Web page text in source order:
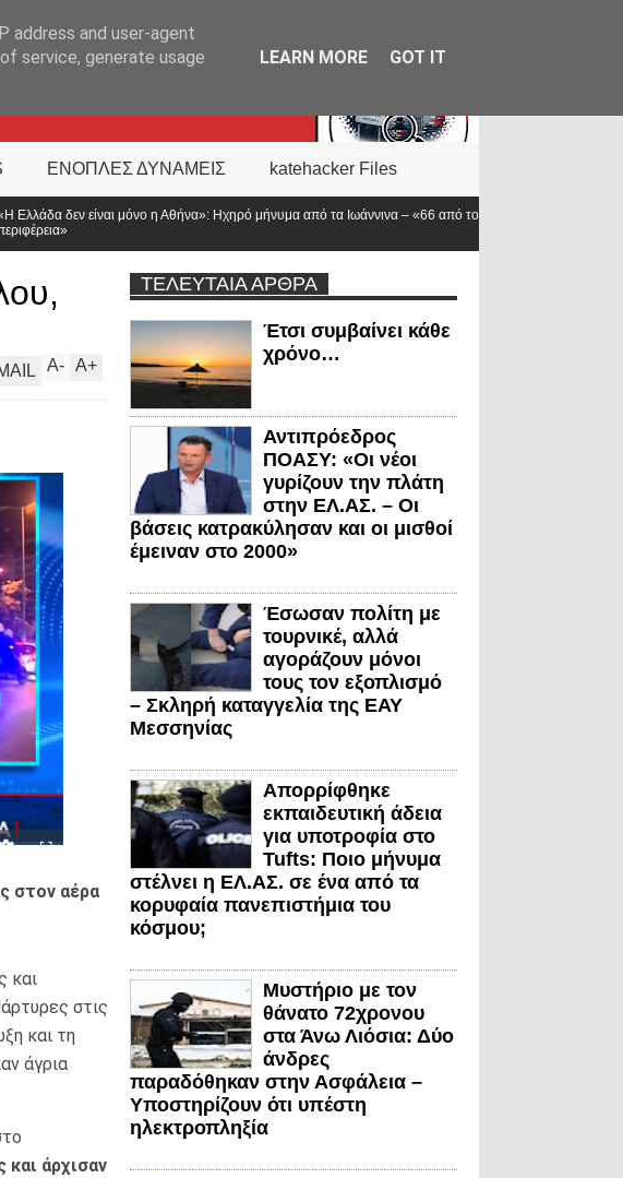
ΕΝΟΠΛΕΣ ΔΥΝΑΜΕΙΣ katehacker Files
Ηχηρό μήνυμα από τα Ιωάννινα – «66 από τους 168 πεσόντες αστυνομικούς υπηρετούσαν στην
A+
A-
στον αέρα
και
στις
και τη
άγρια
άρχισαν
ΤΕΛΕΥΤΑΙΑ ΑΡΘΡΑ
Έτσι συμβαίνει κάθε
χρόνο…
Αντιπρόεδρος
ΠΟΑΣΥ: «Οι νέοι
γυρίζουν την πλάτη
στην ΕΛ.ΑΣ. – Οι
βάσεις κατρακύλησαν και οι μισθοί
έμειναν στο 2000»
Έσωσαν πολίτη με
τουρνικέ, αλλά
αγοράζουν μόνοι
τους τον εξοπλισμό
– Σκληρή καταγγελία της ΕΑΥ
Μεσσηνίας
Απορρίφθηκε
εκπαιδευτική άδεια
για υποτροφία στο
Tufts: Ποιο μήνυμα
στέλνει η ΕΛ.ΑΣ. σε ένα από τα
κορυφαία πανεπιστήμια του
κόσμου;
Μυστήριο με τον
θάνατο 72χρονου
στα Άνω Λιόσια: Δύο
άνδρες
παραδόθηκαν στην Ασφάλεια –
Υποστηρίζουν ότι υπέστη
ηλεκτροπληξία
address and user-agent
service, generate usage
LEARN MORE GOT IT